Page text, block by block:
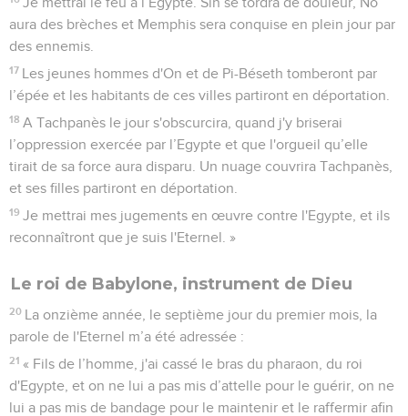
aura des brèches et Memphis sera conquise en plein jour par
des ennemis.
17 Les jeunes hommes d'On et de Pi-Béseth tomberont par
l’épée et les habitants de ces villes partiront en déportation.
18 A Tachpanès le jour s'obscurcira, quand j'y briserai
l’oppression exercée par l’Egypte et que l'orgueil qu’elle
tirait de sa force aura disparu. Un nuage couvrira Tachpanès,
et ses filles partiront en déportation.
19 Je mettrai mes jugements en œuvre contre l'Egypte, et ils
reconnaîtront que je suis l'Eternel. »
Le roi de Babylone, instrument de Dieu
20 La onzième année, le septième jour du premier mois, la
parole de l'Eternel m’a été adressée :
21 « Fils de l’homme, j'ai cassé le bras du pharaon, du roi
d'Egypte, et on ne lui a pas mis d’attelle pour le guérir, on ne
lui a pas mis de bandage pour le maintenir et le raffermir afin